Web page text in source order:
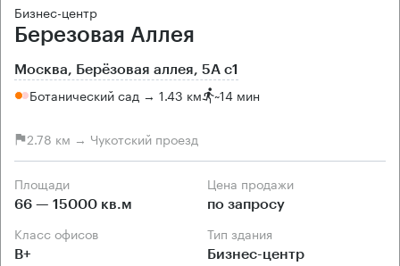
Бизнес-центр
Березовая Аллея
Москва, Берёзовая аллея, 5А с1
Ботанический сад → 1.43 км ~14 мин
2.78 км → Чукотский проезд
Площади
66 — 15000 кв.м
Цена продажи
по запросу
Класс офисов
B+
Тип здания
Бизнес-центр